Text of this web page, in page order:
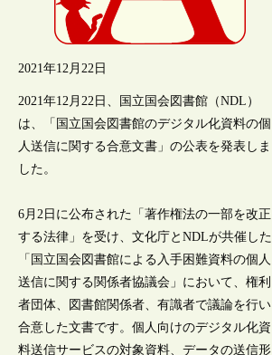
2021年12月22日
2021年12月22日、国立国会図書館（NDL）
は、「国立国会図書館のデジタル化資料の個
人送信に関する合意文書」の公表を発表しま
した。
6月2日に公布された「著作権法の一部を改正
する法律」を受け、文化庁とNDLが共催した
「国立国会図書館による入手困難資料の個人
送信に関する関係者協議会」において、権利
者団体、図書館関係者、有識者で議論を行い
合意した文書です。個人向けのデジタル化資
料送信サービスの対象資料、データの送信形